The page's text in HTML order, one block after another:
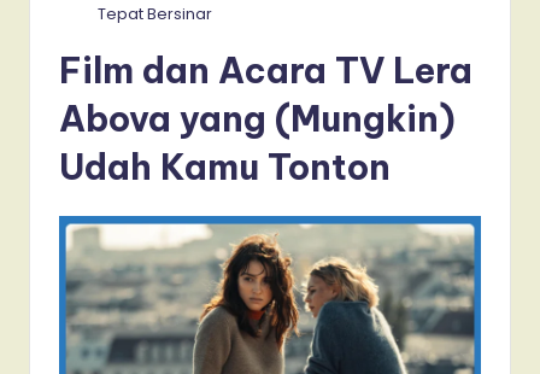
Tepat Bersinar
Film dan Acara TV Lera
Abova yang (Mungkin)
Udah Kamu Tonton